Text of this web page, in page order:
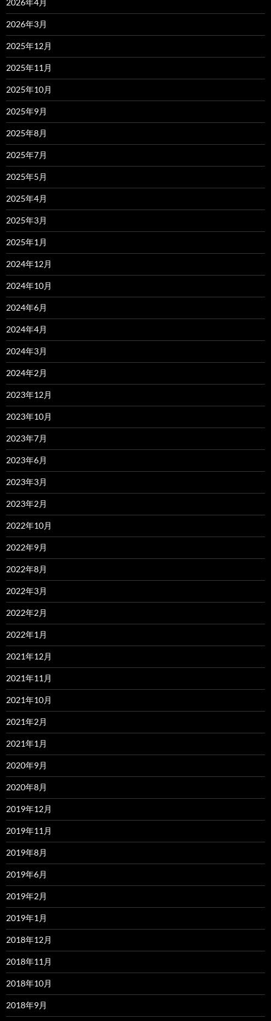
2026年4月
2026年3月
2025年12月
2025年11月
2025年10月
2025年9月
2025年8月
2025年7月
2025年5月
2025年4月
2025年3月
2025年1月
2024年12月
2024年10月
2024年6月
2024年4月
2024年3月
2024年2月
2023年12月
2023年10月
2023年7月
2023年6月
2023年3月
2023年2月
2022年10月
2022年9月
2022年8月
2022年3月
2022年2月
2022年1月
2021年12月
2021年11月
2021年10月
2021年2月
2021年1月
2020年9月
2020年8月
2019年12月
2019年11月
2019年8月
2019年6月
2019年2月
2019年1月
2018年12月
2018年11月
2018年10月
2018年9月